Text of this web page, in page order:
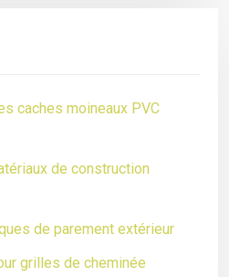
caches moineaux PVC
de construction
de parement extérieur
grilles de cheminée